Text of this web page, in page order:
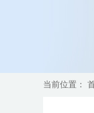
当前位置：